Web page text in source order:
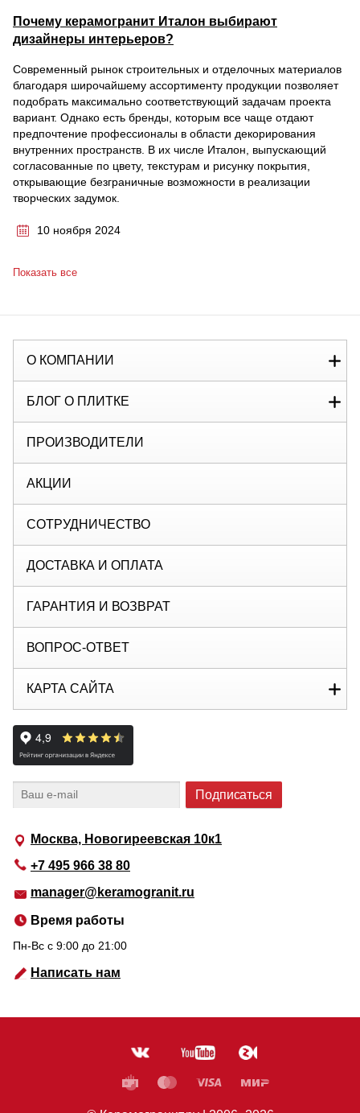
Почему керамогранит Италон выбирают
дизайнеры интерьеров?
Современный рынок строительных и отделочных материалов
благодаря широчайшему ассортименту продукции позволяет
подобрать максимально соответствующий задачам проекта
вариант. Однако есть бренды, которым все чаще отдают
предпочтение профессионалы в области декорирования
внутренних пространств. В их числе Италон, выпускающий
согласованные по цвету, текстурам и рисунку покрытия,
открывающие безграничные возможности в реализации
творческих задумок.
10 ноября 2024
Показать все
Москва, Новогиреевская 10к1
+7 495 966 38 80
manager@keramogranit.ru
Время работы
Пн-Вс c 9:00 до 21:00
Написать нам
О КОМПАНИИ
БЛОГ О ПЛИТКЕ
ПРОИЗВОДИТЕЛИ
АКЦИИ
СОТРУДНИЧЕСТВО
ДОСТАВКА И ОПЛАТА
ГАРАНТИЯ И ВОЗВРАТ
ВОПРОС-ОТВЕТ
КАРТА САЙТА